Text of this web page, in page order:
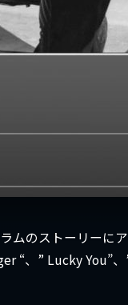
ムのストーリーに
“、” Lucky You”